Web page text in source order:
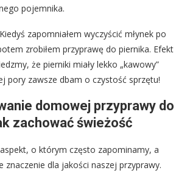
pojemnika.
Kiedyś zapomniałem wyczyścić młynek po
zrobiłem przyprawę do piernika. Efekt
że pierniki miały lekko „kawowy”
pory zawsze dbam o czystość sprzętu!
domowej przyprawy do
zachować świeżość
o którym często zapominamy, a
znaczenie dla jakości naszej przyprawy.